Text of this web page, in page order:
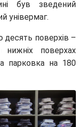
був зведений
універмаг.
поверхів –
поверхах
парковка на 180